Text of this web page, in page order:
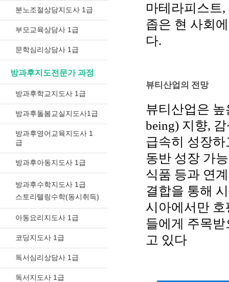
분노조절상담지도사 1급
부모교육상담사 1급
문학심리상담사 1급
방과후지도전문가 과정
방과후학교지도사 1급
방과후돌봄교실지도사1급
방과후영어교육지도사 1
급
방과후아동지도사 1급
방과후수학지도사 1급
스토리텔링수학(동시취득)
아동요리지도사 1급
코딩지도사 1급
독서심리상담사 1급
독서지도사 1급
마테라피스트,
좁은 현 사회
다.
뷰티산업의 전망
뷰티산업은
being) 지향,
급속히 성장
동반 성장 가
식품 등과 연
결합을 통해
시아에서만
들에게 주목받
고 있다